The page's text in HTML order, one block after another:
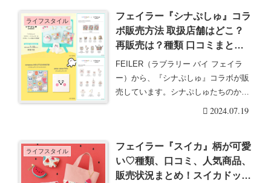
ライフスタイル
フェイラー『シナぷしゅ』コラ
ボ販売方法 取扱店舗はどこ？
再販売は？種類 口コミまとめ
ぷしゅぷしゅグッズ
FEILER（ラブラリー バイ フェイラ
ー）から、『シナぷしゅ』コラボが販
売しています。シナぷしゅたちのかわ
2024.07.19
ライフスタイル
フェイラー『スイカ』柄が可愛
い♡種類、口コミ、人気商品、
販売状況まとめ！スイカドット